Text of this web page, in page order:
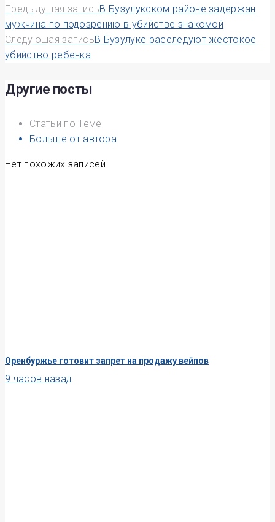
Навигация
по
записям
Предыдущая записьВ Бузулукском районе задержан
мужчина по подозрению в убийстве знакомой
Следующая записьВ Бузулуке расследуют жестокое
убийство ребенка
Другие посты
Статьи по Теме
Больше от автора
Нет похожих записей.
Оренбуржье готовит запрет на продажу вейпов
9 часов назад